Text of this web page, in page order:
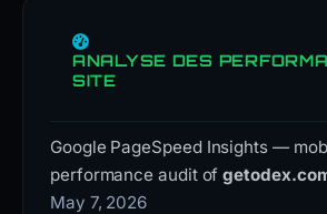
ANALYSE DES
SITE
Google PageSpeed Insights —
performance audit of
May 7, 2026